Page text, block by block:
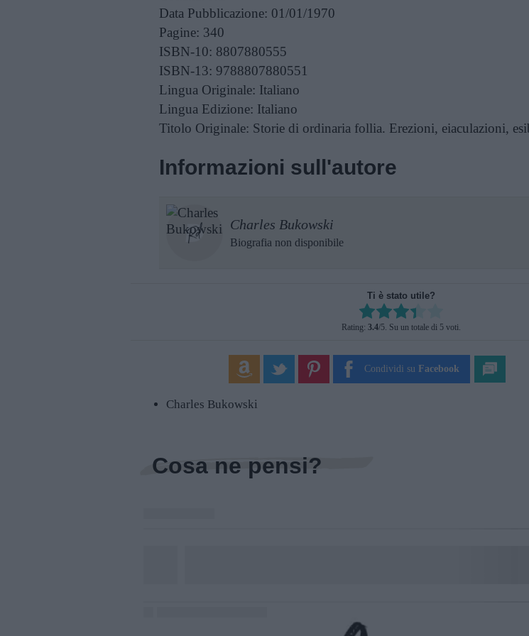
Data Pubblicazione: 01/01/1970
Pagine: 340
ISBN-10: 8807880555
ISBN-13: 9788807880551
Lingua Originale: Italiano
Lingua Edizione: Italiano
Titolo Originale: Storie di ordinaria follia. Erezioni, eiaculazioni,
Informazioni sull'autore
Charles Bukowski
Biografia non disponibile
Ti è stato utile?
Rate this item:
SUBMIT RATING
Rating: 3.4/5. Su un totale di 5 voti.
Condividi su Facebook
Charles Bukowski
Cosa ne pensi?